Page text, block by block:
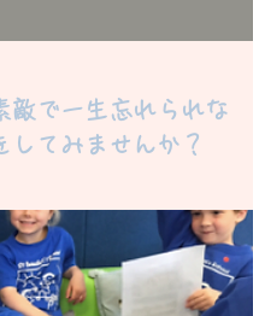
敵で一生忘れられな
してみませんか？